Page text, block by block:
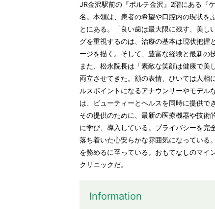
JR金沢駅前の『ポルテ金沢』2階にある『
名。本領は、患者の希望や口腔内の現状を
とにある。「良い歯は最大限に残す、美し
グを重視するのは、治療の基本は現状把握
ージを描く。そして、豊富な経験と最新の
また、松永院長は「素敵な笑顔は健康で
両立させてきた。顔の表情、ひいては人相
ルスポイントになるアナウンサーやモデ
は、ビューティーとヘルスを同時に提供で
その提供のために、最新の医療機器や技術
に学び、導入している。プライバシーを完
落ち着いた心安らかな雰囲気になっている
を務めるに至っている。おもてなしのマイ
クリニックだ。
Information